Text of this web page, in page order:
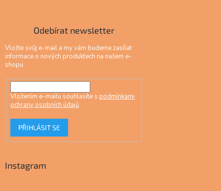
Odebírat newsletter
Vložte svůj e-mail a my vám budeme zasílat
informace o nových produktech na našem e-
shopu.
Vložením e-mailu souhlasíte s podmínkami
ochrany osobních údajů
PŘIHLÁSIT SE
Instagram